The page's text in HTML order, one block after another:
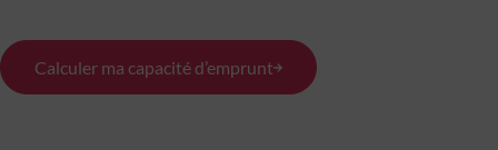
Calculer ma capacité d’emprunt